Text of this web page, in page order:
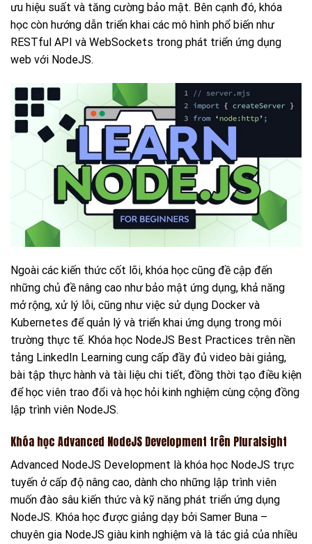
ưu hiệu suất và tăng cường bảo mật. Bên cạnh đó, khóa
học còn hướng dẫn triển khai các mô hình phổ biến như
RESTful API và WebSockets trong phát triển ứng dụng
web với NodeJS.
Ngoài các kiến thức cốt lõi, khóa học cũng đề cập đến
những chủ đề nâng cao như bảo mật ứng dụng, khả năng
mở rộng, xử lý lỗi, cũng như việc sử dụng Docker và
Kubernetes để quản lý và triển khai ứng dụng trong môi
trường thực tế. Khóa học NodeJS Best Practices trên nền
tảng LinkedIn Learning cung cấp đầy đủ video bài giảng,
bài tập thực hành và tài liệu chi tiết, đồng thời tạo điều kiện
để học viên trao đổi và học hỏi kinh nghiệm cùng cộng đồng
lập trình viên NodeJS.
Khóa học Advanced NodeJS Development trên Pluralsight
Advanced NodeJS Development là khóa học NodeJS trực
tuyến ở cấp độ nâng cao, dành cho những lập trình viên
muốn đào sâu kiến thức và kỹ năng phát triển ứng dụng
NodeJS. Khóa học được giảng dạy bởi Samer Buna –
chuyên gia NodeJS giàu kinh nghiệm và là tác giả của nhiều